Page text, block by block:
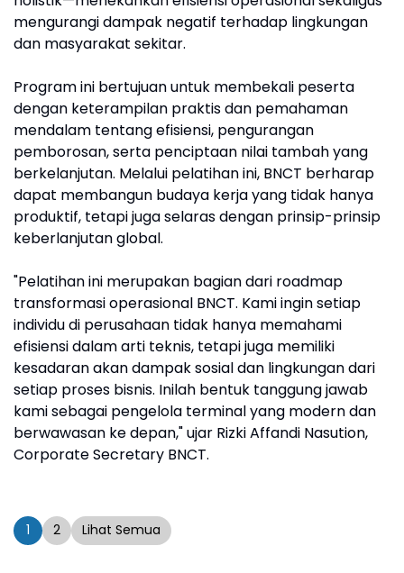
mengurangi dampak negatif terhadap lingkungan
dan masyarakat sekitar.
Program ini bertujuan untuk membekali peserta
dengan keterampilan praktis dan pemahaman
mendalam tentang efisiensi, pengurangan
pemborosan, serta penciptaan nilai tambah yang
berkelanjutan. Melalui pelatihan ini, BNCT berharap
dapat membangun budaya kerja yang tidak hanya
produktif, tetapi juga selaras dengan prinsip-prinsip
keberlanjutan global.
"Pelatihan ini merupakan bagian dari roadmap
transformasi operasional BNCT. Kami ingin setiap
individu di perusahaan tidak hanya memahami
efisiensi dalam arti teknis, tetapi juga memiliki
kesadaran akan dampak sosial dan lingkungan dari
setiap proses bisnis. Inilah bentuk tanggung jawab
kami sebagai pengelola terminal yang modern dan
berwawasan ke depan," ujar Rizki Affandi Nasution,
Corporate Secretary BNCT.
1 2 Lihat Semua